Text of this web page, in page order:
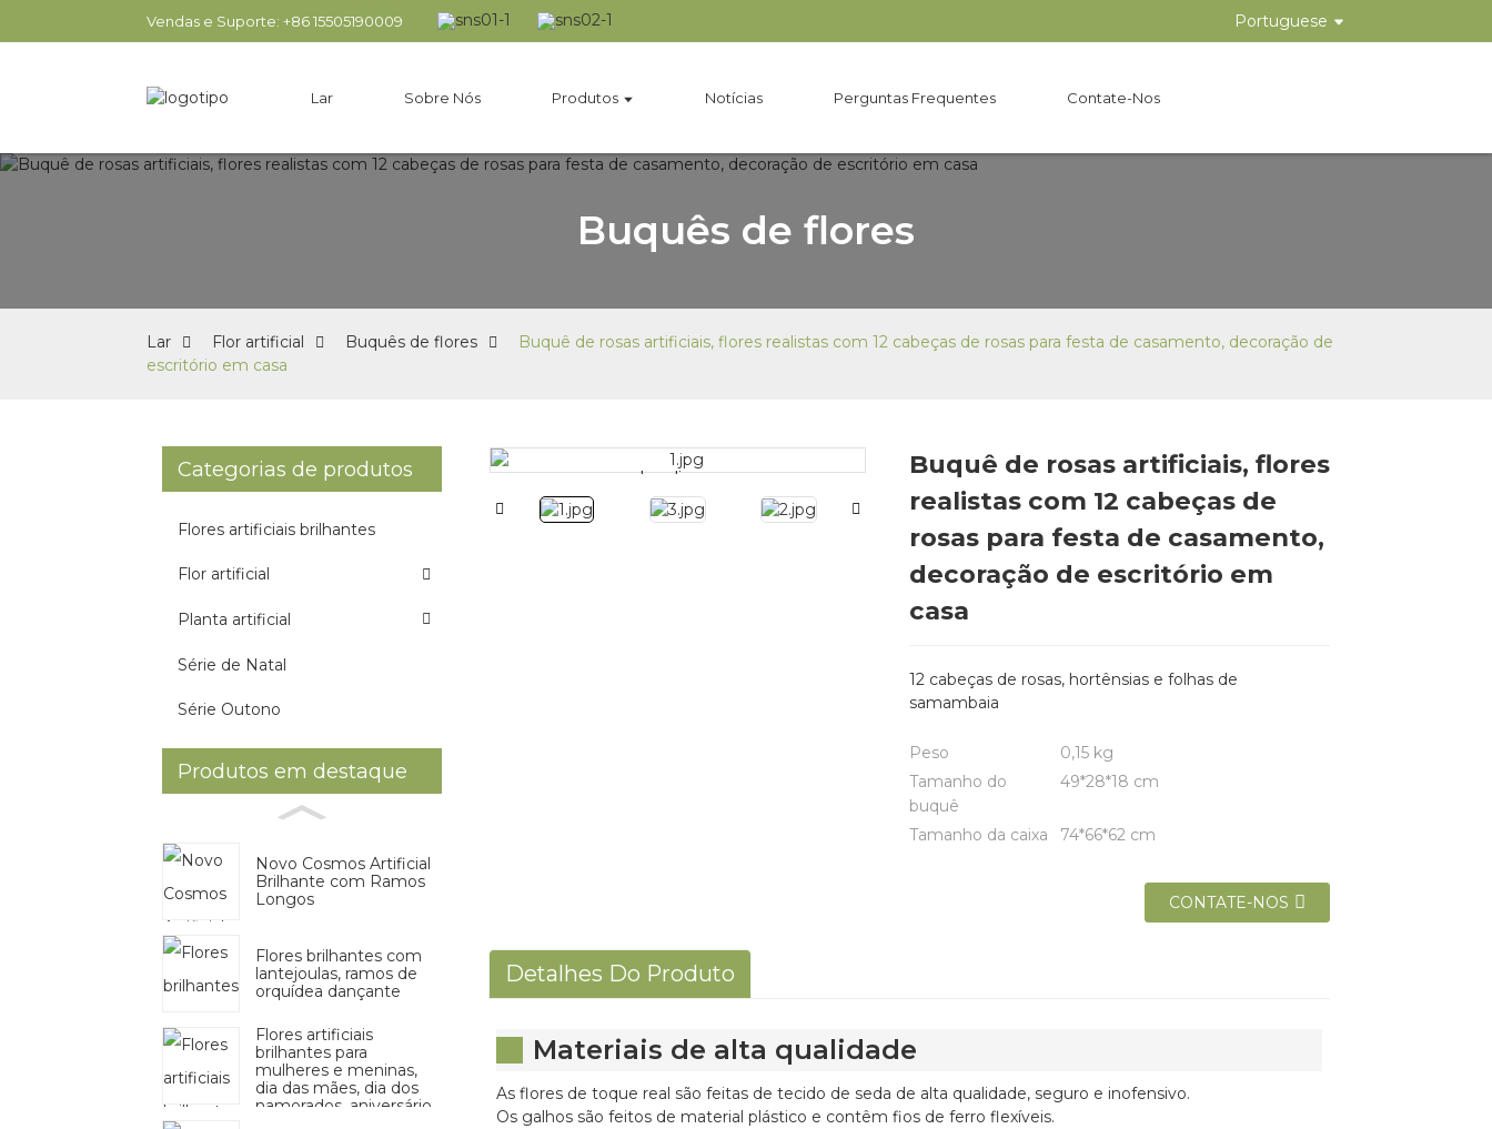
Vendas e Suporte: +86 15505190009 Portuguese
Lar Sobre Nós Produtos Notícias Perguntas Frequentes Contate-Nos
Buquês de flores
Lar Flor artificial Buquês de flores
Buquê de rosas artificiais, flores realistas com 12 cabeças de rosas para festa de casamento, decoração de
escritório em casa
Categorias de produtos
Flores artificiais brilhantes
Flor artificial
Planta artificial
Série de Natal
Série Outono
Produtos em destaque
Novo Cosmos Artificial
Brilhante com Ramos
Longos
Flores brilhantes com
lantejoulas, ramos de
orquídea dançante
Flores artificiais
brilhantes para
mulheres e meninas,
dia das mães, dia dos
namorados, aniversário,
Loading...
Loading... Loading...
Loading... Loading...
Loading...
Buquê de rosas artificiais, flores
realistas com 12 cabeças de
rosas para festa de casamento,
decoração de escritório em
casa
12 cabeças de rosas, hortênsias e folhas de
samambaia
Peso
0,15 kg
Tamanho do
buquê
49*28*18 cm
Tamanho da caixa 74*66*62 cm
CONTATE-NOS
Detalhes Do Produto
Materiais de alta qualidade
As flores de toque real são feitas de tecido de seda de alta qualidade, seguro e inofensivo.
Os galhos são feitos de material plástico e contêm fios de ferro flexíveis.